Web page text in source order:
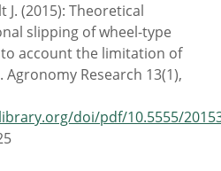
J. (2015): Theoretical
slipping of wheel-type
account the limitation of
Research 13(1),
doi/pdf/10.5555/